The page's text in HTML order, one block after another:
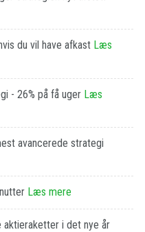
du vil have afkast Læs
- 26% på få uger Læs
avancerede strategi
Læs mere
aktieraketter i det nye år